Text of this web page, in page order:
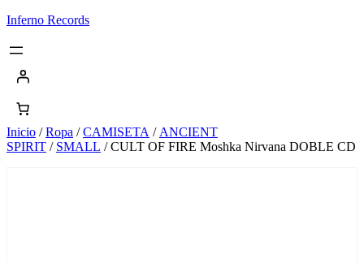
Saltar
contenido
Inferno Records
Inicio /Ropa /CAMISETA / ANCIENT
SPIRIT / SMALL / CULT OF FIRE Moshka Nirvana DOBLE CD